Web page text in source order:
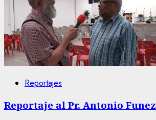
Reportajes
Reportaje al Pr. Antonio Funez